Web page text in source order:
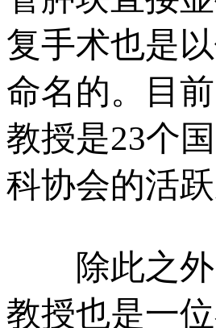
复手术也是
命名的。目
教授是23个
科协会的活跃
除此之外
教授也是一